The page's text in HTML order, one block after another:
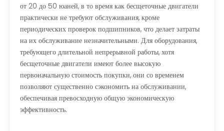
от 20 до 50 юаней, в то время как бесщеточные двигатели
практически не требуют обслуживания, кроме
периодических проверок подшипников, что делает затраты
на их обслуживание незначительными. Для оборудования,
требующего длительной непрерывной работы, хотя
бесщеточные двигатели имеют более высокую
первоначальную стоимость покупки, они со временем
позволяют существенно сэкономить на обслуживании,
обеспечивая превосходную общую экономическую
эффективность.